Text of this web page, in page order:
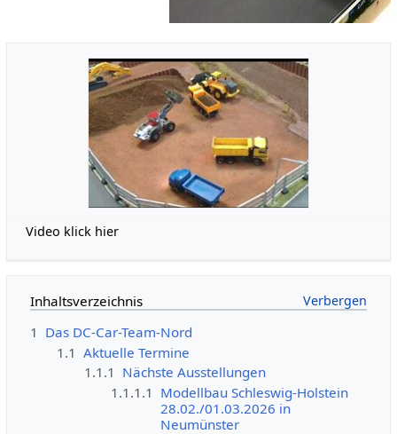
Video klick hier
Inhaltsverzeichnis
1 Das DC-Car-Team-Nord
1.1 Aktuelle Termine
1.1.1 Nächste Ausstellungen
1.1.1.1 Modellbau Schleswig-Holstein
28.02./01.03.2026 in
Neumünster